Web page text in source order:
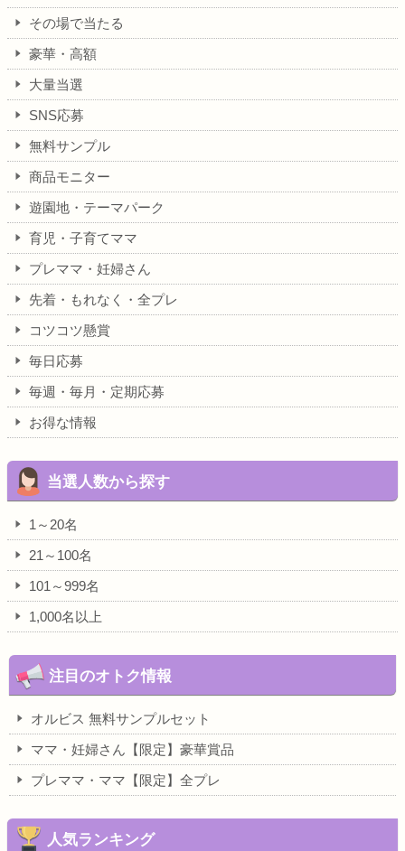
その場で当たる
豪華・高額
大量当選
SNS応募
無料サンプル
商品モニター
遊園地・テーマパーク
育児・子育てママ
プレママ・妊婦さん
先着・もれなく・全プレ
コツコツ懸賞
毎日応募
毎週・毎月・定期応募
お得な情報
当選人数から探す
1～20名
21～100名
101～999名
1,000名以上
注目のオトク情報
オルビス 無料サンプルセット
ママ・妊婦さん【限定】豪華賞品
プレママ・ママ【限定】全プレ
人気ランキング